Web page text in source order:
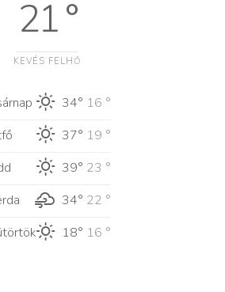
21 °
KEVÉS FELHŐ
34° 16 °
37° 19 °
39° 23 °
34° 22 °
18° 16 °